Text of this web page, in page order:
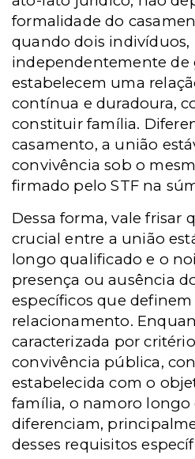
formalidade do
quando dois indivíduos,
independentemente de
estabelecem uma
contínua e duradoura,
constituir família.
casamento, a união
convivência sob o
firmado pelo STF na
Dessa forma, vale frisar
crucial entre a união
longo qualificado e o
presença ou ausência
específicos que
relacionamento.
caracterizada por
convivência pública,
estabelecida com o
família, o namoro longo
diferenciam,
desses requisitos